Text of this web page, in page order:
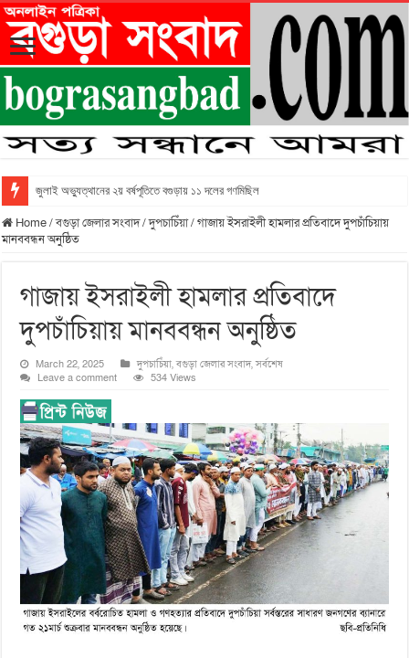
জুলাই অভ্যুত্থানের ২য় বর্ষপূতিতে বগুড়ায় ১১ দলের গণমিছিল
Home/বগুড়া জেলার সংবাদ/দুপচাচিঁয়া/গাজায় ইসরাইলী হামলার প্রতিবাদে দুপচাঁচিয়ায়
মানববন্ধন অনুষ্ঠিত
গাজায় ইসরাইলী হামলার প্রতিবাদে
দুপচাঁচিয়ায় মানববন্ধন অনুষ্ঠিত
March 22, 2025 দুপচাচিঁয়া,বগুড়া জেলার সংবাদ,সর্বশেষ
Leave a comment
534 Views